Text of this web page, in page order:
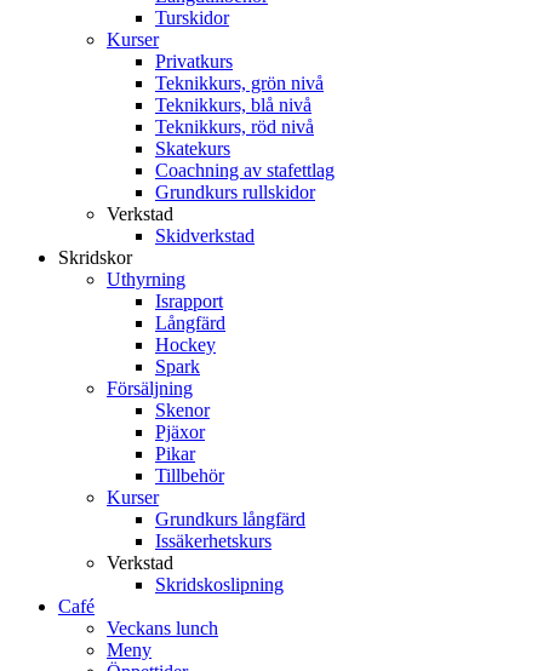
Turskidor
Kurser
Privatkurs
Teknikkurs, grön nivå
Teknikkurs, blå nivå
Teknikkurs, röd nivå
Skatekurs
Coachning av stafettlag
Grundkurs rullskidor
Verkstad
Skidverkstad
Skridskor
Uthyrning
Israpport
Långfärd
Hockey
Spark
Försäljning
Skenor
Pjäxor
Pikar
Tillbehör
Kurser
Grundkurs långfärd
Issäkerhetskurs
Verkstad
Skridskoslipning
Café
Veckans lunch
Meny